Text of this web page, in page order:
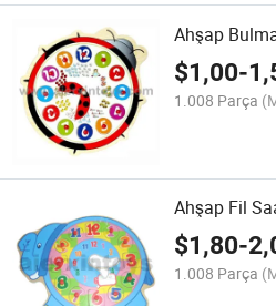
Ahşap
$1,00-
1.008 Parça
Ahşap Fil
$1,80-
1.008 Parça